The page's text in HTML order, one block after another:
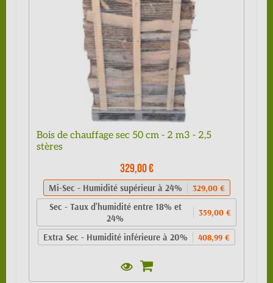
Bois de chauffage sec 50 cm - 2 m3 - 2,5
stères
329,00 €
Mi-Sec - Humidité supérieur à 24% 329,00 €
Sec - Taux d'humidité entre 18% et
24%
359,00 €
Extra Sec - Humidité inférieure à 20% 408,99 €